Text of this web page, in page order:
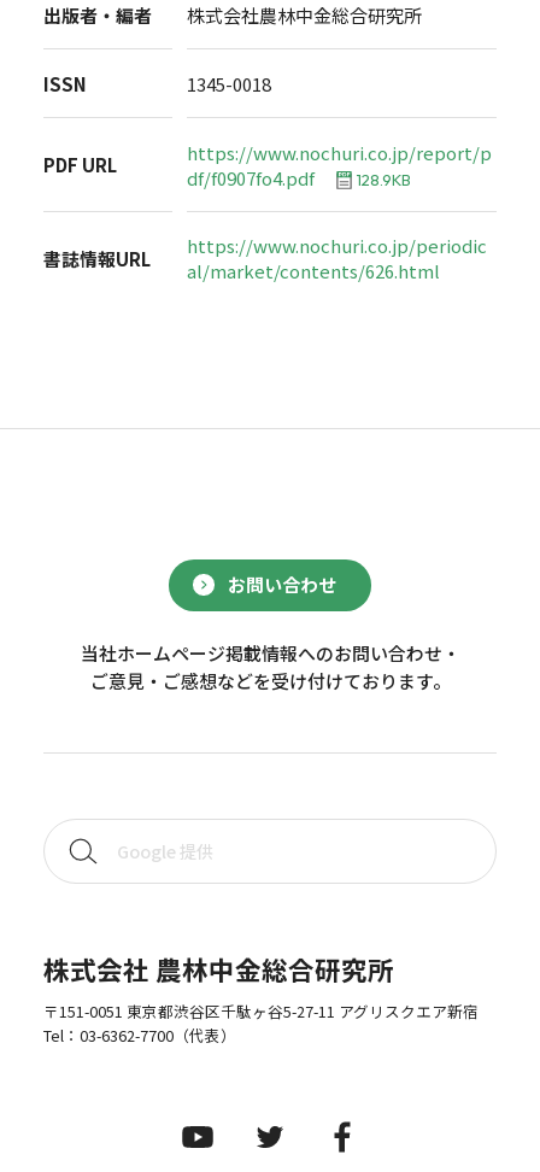
出版者・編者 株式会社農林中金総合研究所
ISSN 1345-0018
PDF URL
https://www.nochuri.co.jp/report/p
df/f0907fo4.pdf
128.9KB
書誌情報URL
https://www.nochuri.co.jp/periodic
al/market/contents/626.html
お問い合わせ
当社ホームページ掲載情報へのお問い合わせ・
ご意見・ご感想などを受け付けております。
株式会社 農林中金総合研究所
〒151-0051 東京都渋谷区千駄ヶ谷5-27-11 アグリスクエア新宿
Tel： 03-6362-7700（代表）